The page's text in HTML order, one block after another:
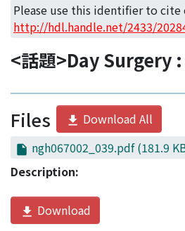
Access Statistics
Library Network
Please use this identifier to
http://hdl.handle.net/2433/
<話題>Day Surgery
Files
Download All
ngh067002_039.pdf(181.9
Description:
Download